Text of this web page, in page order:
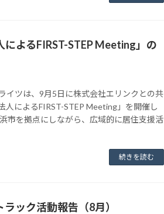
によるFIRST-STEP Meeting」の
イツは、9月5日に株式会社エリンクとの共
人によるFIRST-STEP Meeting」を開催し
市を拠点にしながら、広域的に居住支援活
続きを読む
ック活動報告（8月）